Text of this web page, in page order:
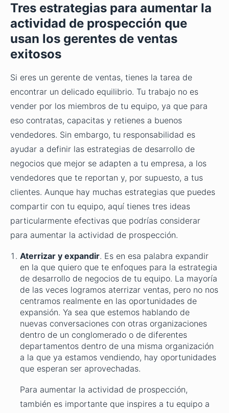
Tres estrategias para aumentar la
actividad de prospección que
usan los gerentes de ventas
exitosos
Si eres un gerente de ventas, tienes la tarea de
encontrar un delicado equilibrio. Tu trabajo no es
vender por los miembros de tu equipo, ya que para
eso contratas, capacitas y retienes a buenos
vendedores. Sin embargo, tu responsabilidad es
ayudar a definir las estrategias de desarrollo de
negocios que mejor se adapten a tu empresa, a los
vendedores que te reportan y, por supuesto, a tus
clientes. Aunque hay muchas estrategias que puedes
compartir con tu equipo, aquí tienes tres ideas
particularmente efectivas que podrías considerar
para aumentar la actividad de prospección.
Aterrizar y expandir. Es en esa palabra expandir
en la que quiero que te enfoques para la estrategia
de desarrollo de negocios de tu equipo. La mayoría
de las veces logramos aterrizar ventas, pero no nos
centramos realmente en las oportunidades de
expansión. Ya sea que estemos hablando de
nuevas conversaciones con otras organizaciones
dentro de un conglomerado o de diferentes
departamentos dentro de una misma organización
a la que ya estamos vendiendo, hay oportunidades
que esperan ser aprovechadas.
Para aumentar la actividad de prospección,
también es importante que inspires a tu equipo a